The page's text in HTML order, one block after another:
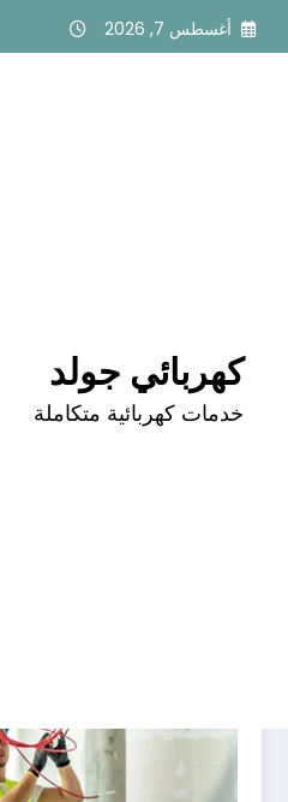
التجاوز
أغسطس 7, 2026
كهربائي جولد
خدمات كهربائية متكاملة
كهربائي حي